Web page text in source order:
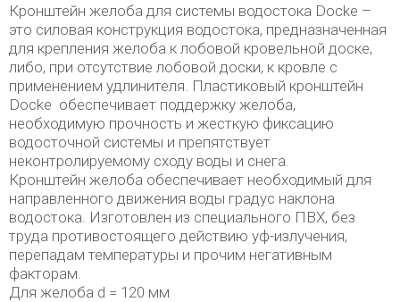
Кронштейн желоба для системы водостока Docke –
это силовая конструкция водостока, предназначенная
для крепления желоба к лобовой кровельной доске,
либо, при отсутствие лобовой доски, к кровле с
применением удлинителя. Пластиковый кронштейн
Docke обеспечивает поддержку желоба,
необходимую прочность и жесткую фиксацию
водосточной системы и препятствует
неконтролируемому сходу воды и снега.
Кронштейн желоба обеспечивает необходимый для
направленного движения воды градус наклона
водостока. Изготовлен из специального ПВХ, без
труда противостоящего действию уф-излучения,
перепадам температуры и прочим негативным
факторам.
Для желоба d = 120 мм